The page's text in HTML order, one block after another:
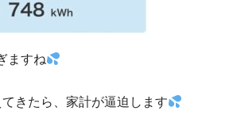
ますね
きたら、家計が逼迫します